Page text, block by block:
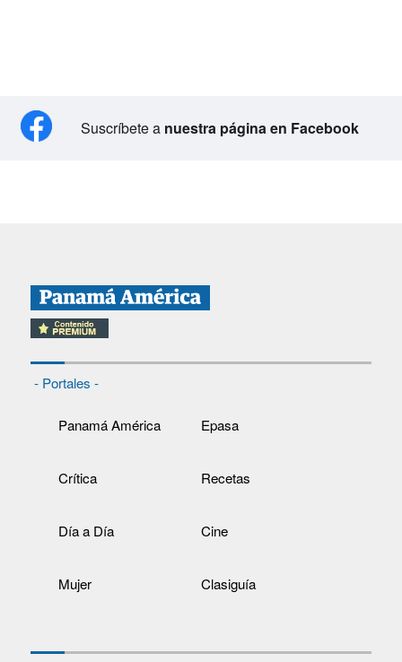
Suscríbete a nuestra página en Facebook
- Portales -
Panamá América Epasa
Crítica Recetas
Día a Día Cine
Mujer Clasiguía